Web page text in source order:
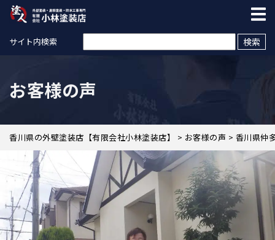
サイト内検索
お客様の声
香川県の外壁塗装店【有限会社小林塗装店】 > お客様の声 > 香川県仲